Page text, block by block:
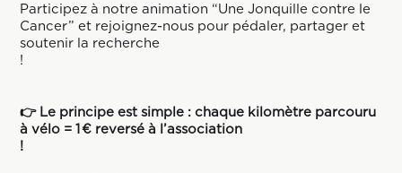
Participez à notre animation “Une Jonquille contre le
Cancer” et rejoignez-nous pour pédaler, partager et
soutenir la recherche
!
👉 Le principe est simple : chaque kilomètre parcouru
à vélo = 1 € reversé à l’association
!